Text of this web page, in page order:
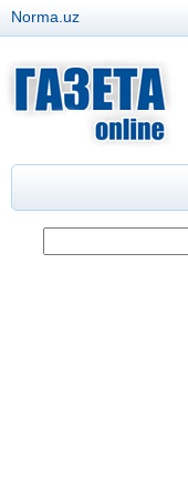
Norma.uz